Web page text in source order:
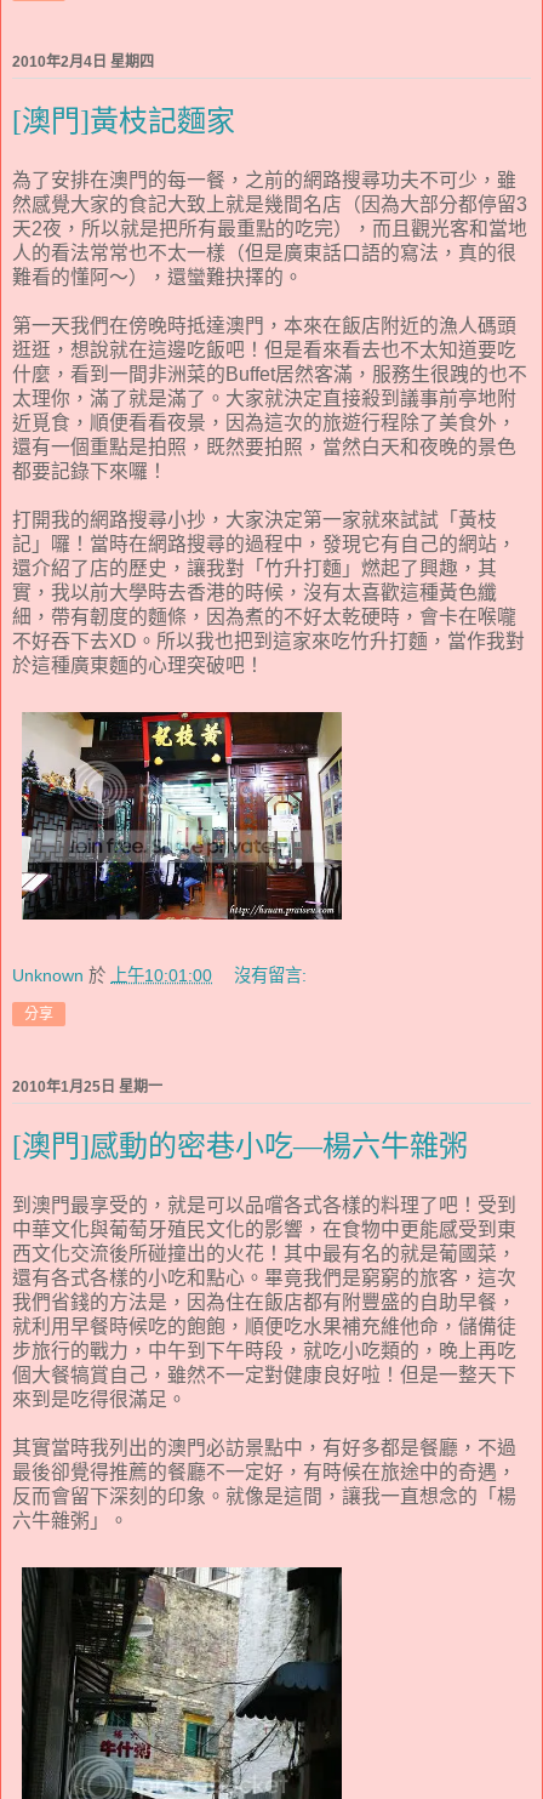
2010年2月4日 星期四
[澳門]黃枝記麵家
為了安排在澳門的每一餐，之前的網路搜尋功夫不可少，雖
然感覺大家的食記大致上就是幾間名店（因為大部分都停留3
天2夜，所以就是把所有最重點的吃完），而且觀光客和當地
人的看法常常也不太一樣（但是廣東話口語的寫法，真的很
難看的懂阿～），還蠻難抉擇的。
第一天我們在傍晚時抵達澳門，本來在飯店附近的漁人碼頭
逛逛，想說就在這邊吃飯吧！但是看來看去也不太知道要吃
什麼，看到一間非洲菜的Buffet居然客滿，服務生很跩的也不
太理你，滿了就是滿了。大家就決定直接殺到議事前亭地附
近覓食，順便看看夜景，因為這次的旅遊行程除了美食外，
還有一個重點是拍照，既然要拍照，當然白天和夜晚的景色
都要記錄下來囉！
打開我的網路搜尋小抄，大家決定第一家就來試試「黃枝
記」囉！當時在網路搜尋的過程中，發現它有自己的網站，
還介紹了店的歷史，讓我對「竹升打麵」燃起了興趣，其
實，我以前大學時去香港的時候，沒有太喜歡這種黃色纖
細，帶有韌度的麵條，因為煮的不好太乾硬時，會卡在喉嚨
不好吞下去XD。所以我也把到這家來吃竹升打麵，當作我對
於這種廣東麵的心理突破吧！
Unknown 於 上午10:01:00 沒有留言:
分享
2010年1月25日 星期一
[澳門]感動的密巷小吃—楊六牛雜粥
到澳門最享受的，就是可以品嚐各式各樣的料理了吧！受到
中華文化與葡萄牙殖民文化的影響，在食物中更能感受到東
西文化交流後所碰撞出的火花！其中最有名的就是葡國菜，
還有各式各樣的小吃和點心。畢竟我們是窮窮的旅客，這次
我們省錢的方法是，因為住在飯店都有附豐盛的自助早餐，
就利用早餐時候吃的飽飽，順便吃水果補充維他命，儲備徒
步旅行的戰力，中午到下午時段，就吃小吃類的，晚上再吃
個大餐犒賞自己，雖然不一定對健康良好啦！但是一整天下
來到是吃得很滿足。
其實當時我列出的澳門必訪景點中，有好多都是餐廳，不過
最後卻覺得推薦的餐廳不一定好，有時候在旅途中的奇遇，
反而會留下深刻的印象。就像是這間，讓我一直想念的「楊
六牛雜粥」。